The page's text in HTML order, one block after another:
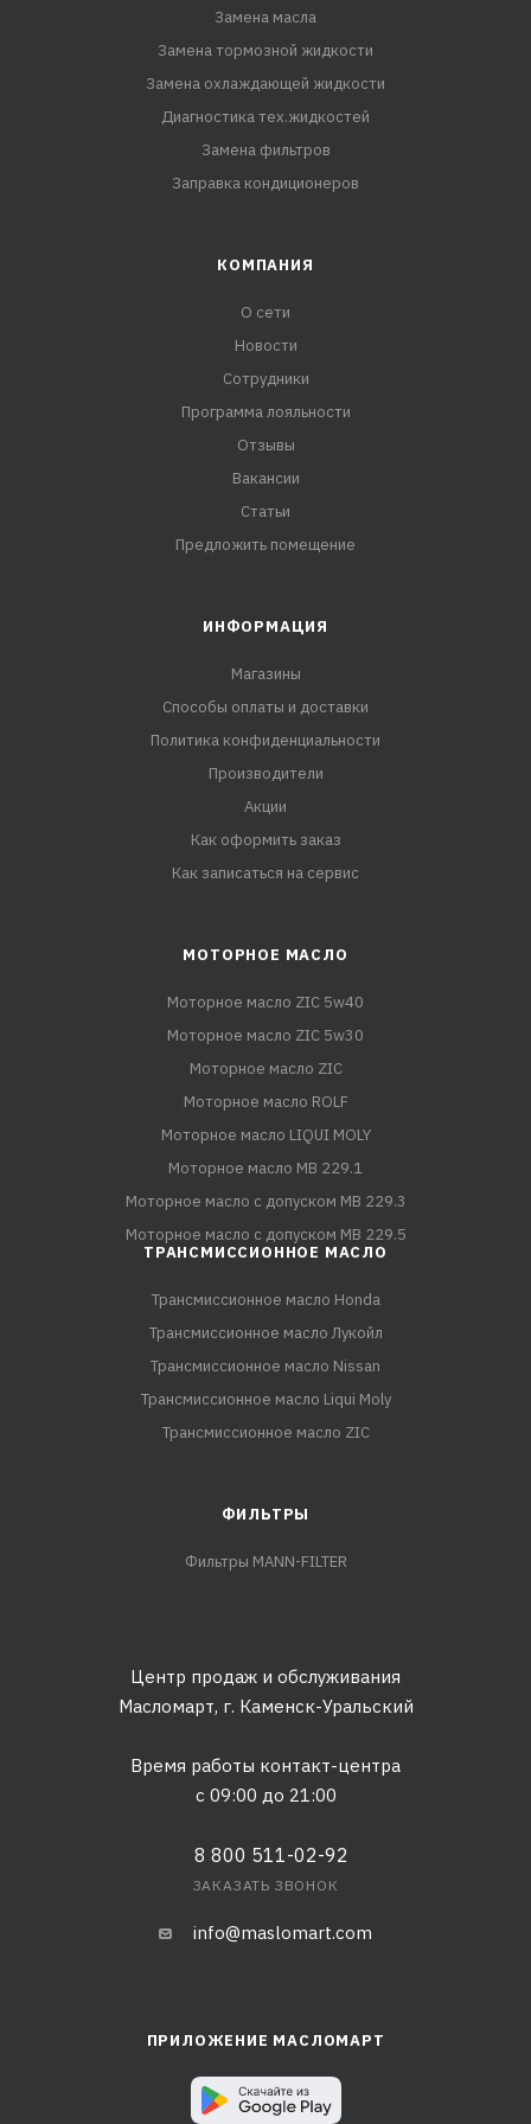
Замена масла
Замена тормозной жидкости
Замена охлаждающей жидкости
Диагностика тех.жидкостей
Замена фильтров
Заправка кондиционеров
КОМПАНИЯ
О сети
Новости
Сотрудники
Программа лояльности
Отзывы
Вакансии
Статьи
Предложить помещение
ИНФОРМАЦИЯ
Магазины
Способы оплаты и доставки
Политика конфиденциальности
Производители
Акции
Как оформить заказ
Как записаться на сервис
МОТОРНОЕ МАСЛО
Моторное масло ZIC 5w40
Моторное масло ZIC 5w30
Моторное масло ZIC
Моторное масло ROLF
Моторное масло LIQUI MOLY
Моторное масло MB 229.1
Моторное масло с допуском MB 229.3
Моторное масло с допуском MB 229.5
ТРАНСМИССИОННОЕ МАСЛО
Трансмиссионное масло Honda
Трансмиссионное масло Лукойл
Трансмиссионное масло Nissan
Трансмиссионное масло Liqui Moly
Трансмиссионное масло ZIC
ФИЛЬТРЫ
Фильтры MANN-FILTER
Центр продаж и обслуживания
Масломарт, г. Каменск-Уральский
Время работы контакт-центра
с 09:00 до 21:00
8 800 511-02-92
ЗАКАЗАТЬ ЗВОНОК
info@maslomart.com
ПРИЛОЖЕНИЕ МАСЛОМАРТ